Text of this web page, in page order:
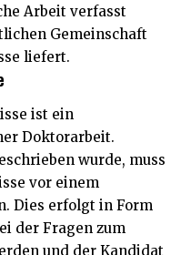
Arbeit verfasst
Gemeinschaft
liefert.
ist ein
Doktorarbeit.
wurde, muss
vor einem
Dies erfolgt in Form
der Fragen zum
und der Kandidat